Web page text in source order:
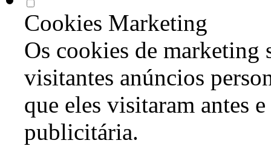
Cookies Marketing
Os cookies de marketing
visitantes anúncios
que eles visitaram antes
publicitária.